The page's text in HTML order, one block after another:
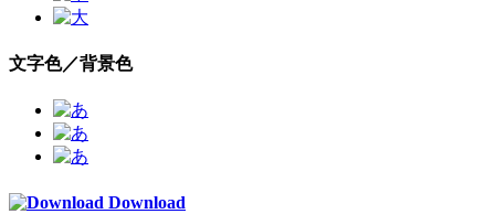
文字色／背景色
Download